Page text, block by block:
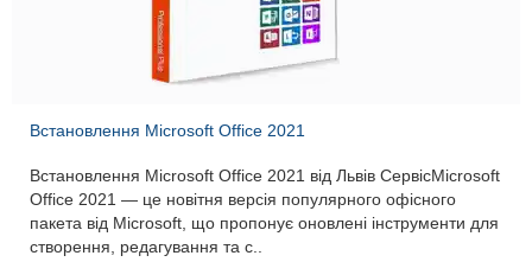
Встановлення Microsoft Office 2021
Встановлення Microsoft Office 2021 від Львів СервісMicrosoft
Office 2021 — це новітня версія популярного офісного
пакета від Microsoft, що пропонує оновлені інструменти для
створення, редагування та с..